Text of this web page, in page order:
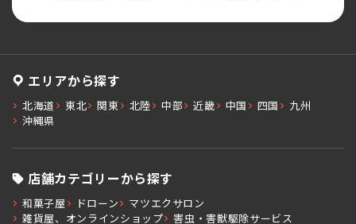
エリアから探す
北海道 東北 関東 北陸 中部 近畿 中国 四国
九州
沖縄県
店舗カテゴリーから探す
和菓子屋 ドローン
マツエクサロン
雑貨屋、オンラインショップ
害虫・害獣駆除サービス